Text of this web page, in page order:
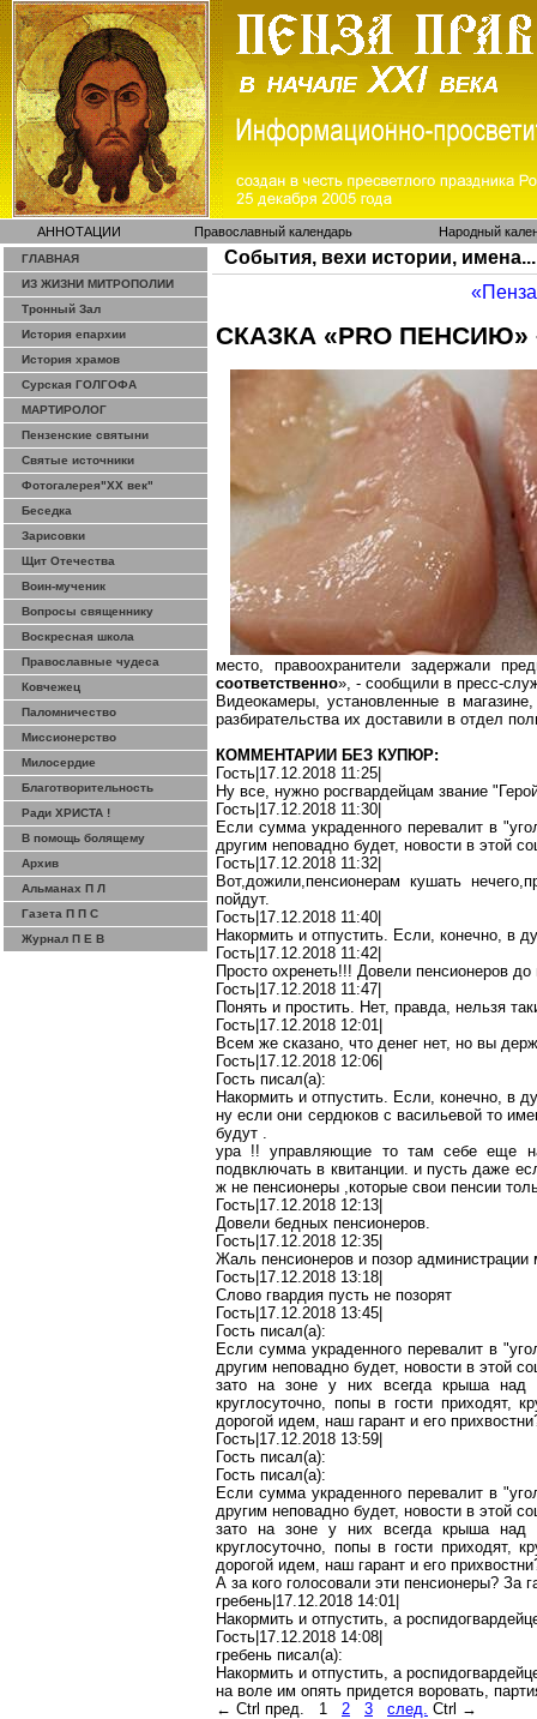
АННОТАЦИИ Православный календарь Народный
ГЛАВНАЯ
ИЗ ЖИЗНИ МИТРОПОЛИИ
Тронный Зал
История епархии
История храмов
Сурская ГОЛГОФА
МАРТИРОЛОГ
Пензенские святыни
Святые источники
Фотогалерея"ХХ век"
Беседка
Зарисовки
Щит Отечества
Воин-мученик
Вопросы священнику
Воскресная школа
Православные чудеса
Ковчежец
Паломничество
Миссионерство
Милосердие
Благотворительность
Ради ХРИСТА !
В помощь болящему
Архив
Альманах П Л
Газета П П С
Журнал П Е В
События, вехи истории, имена...
СКАЗКА «PRO ПЕНСИЮ»
место, правоохранители задержали
соответственно», - сообщили в пресс-
Видеокамеры, установленные в
разбирательства их доставили в отдел
КОММЕНТАРИИ БЕЗ КУПЮР:
Гость|17.12.2018 11:25|
Ну все, нужно росгвардейцам звание
Гость|17.12.2018 11:30|
Если сумма украденного перевалит в "
другим неповадно будет, новости в этой
Гость|17.12.2018 11:32|
Вот,дожили,пенсионерам кушать
пойдут.
Гость|17.12.2018 11:40|
Накормить и отпустить. Если, конечно, в
Гость|17.12.2018 11:42|
Просто охренеть!!! Довели пенсионеров
Гость|17.12.2018 11:47|
Понять и простить. Нет, правда, нельзя
Гость|17.12.2018 12:01|
Всем же сказано, что денег нет, но вы
Гость|17.12.2018 12:06|
Гость писал(a):
Накормить и отпустить. Если, конечно, в
ну если они сердюков с васильевойто
будут .
ура !! управляющие то там себе еще
подвключать в квитанции. и пусть даже
ж не пенсионеры ,которые свои пенсии
Гость|17.12.2018 12:13|
Довели бедных пенсионеров.
Гость|17.12.2018 12:35|
Жаль пенсионеров и позор администрации
Гость|17.12.2018 13:18|
Слово гвардия пусть не позорят
Гость|17.12.2018 13:45|
Гость писал(a):
Если сумма украденного перевалит в "
другим неповадно будет, новости в этой
зато на зоне у них всегда крыша над
круглосуточно, попы в гости приходят,
дорогой идем, наш гарант и его прихвостни
Гость|17.12.2018 13:59|
Гость писал(a):
Гость писал(a):
Если сумма украденного перевалит в "
другим неповадно будет, новости в этой
зато на зоне у них всегда крыша над
круглосуточно, попы в гости приходят,
дорогой идем, наш гарант и его прихвостни
А за кого голосовали эти пенсионеры? За
гребень|17.12.2018 14:01|
Накормить и отпустить, а
Гость|17.12.2018 14:08|
гребень писал(a):
Накормить и отпустить, а
на воле им опять придется воровать,
← Ctrl пред. 1 2 3 след. Ctrl →